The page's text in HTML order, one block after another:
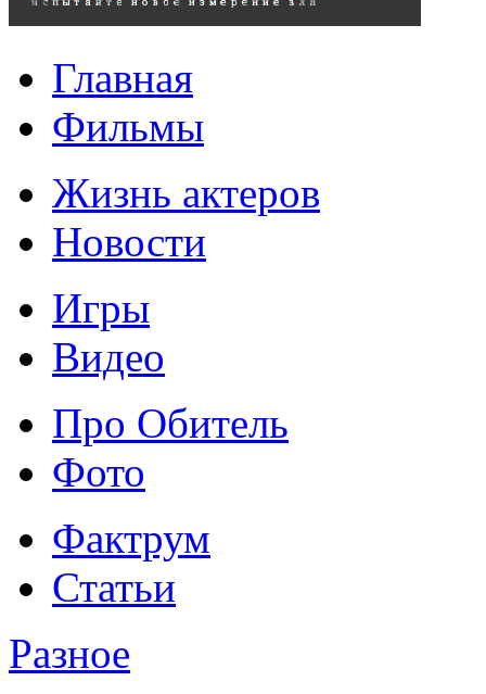
Главная
Фильмы
Жизнь актеров
Новости
Игры
Видео
Про Обитель
Фото
Фактрум
Статьи
Разное